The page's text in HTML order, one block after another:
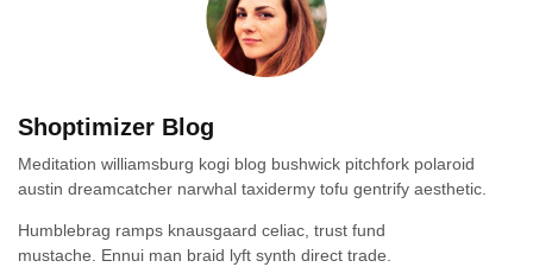
Shoptimizer Blog
Meditation williamsburg kogi blog bushwick pitchfork polaroid
austin dreamcatcher narwhal taxidermy tofu gentrify aesthetic.
Humblebrag ramps knausgaard celiac, trust fund
mustache. Ennui man braid lyft synth direct trade.